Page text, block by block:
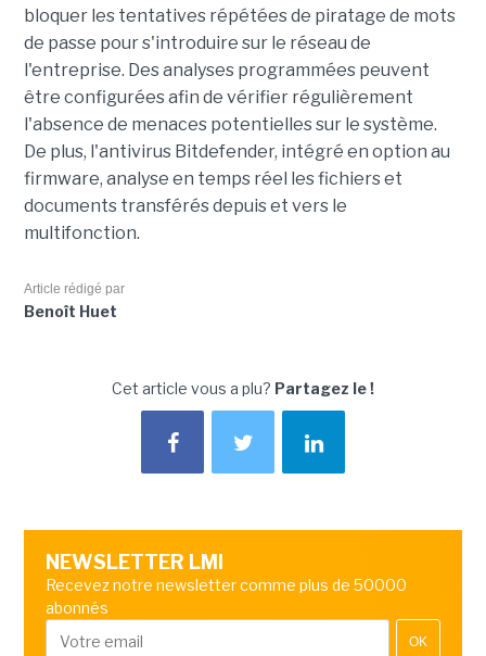
bloquer les tentatives répétées de piratage de mots
de passe pour s'introduire sur le réseau de
l'entreprise. Des analyses programmées peuvent
être configurées afin de vérifier régulièrement
l'absence de menaces potentielles sur le système.
De plus, l'antivirus Bitdefender, intégré en option au
firmware, analyse en temps réel les fichiers et
documents transférés depuis et vers le
multifonction.
Article rédigé par
Benoît Huet
Cet article vous a plu? Partagez le !
NEWSLETTER LMI
Recevez notre newsletter comme plus de 50000
abonnés
OK